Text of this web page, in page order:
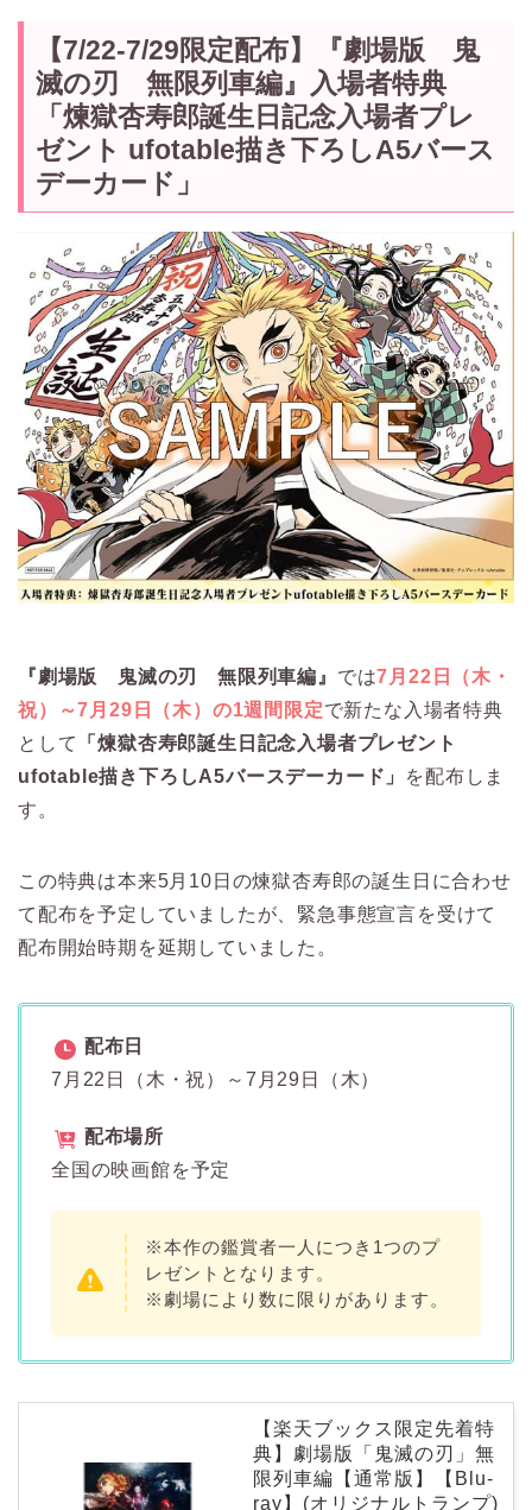
【7/22-7/29限定配布】『劇場版 鬼
滅の刃 無限列車編』入場者特典
「煉獄杏寿郎誕生日記念入場者プレ
ゼント ufotable描き下ろしA5バース
デーカード」
『劇場版 鬼滅の刃 無限列車編』 では7月22日（木・
祝）～7月29日（木）の1週間限定で新たな入場者特典
として
「煉獄杏寿郎誕生日記念入場者プレゼント
ufotable描き下ろしA5バースデーカード」
を配布しま
す。
この特典は本来5月10日の煉獄杏寿郎の誕生日に合わせ
て配布を予定していましたが、緊急事態宣言を受けて
配布開始時期を延期していました。
配布日
7月22日（木・祝）～7月29日（木）
配布場所
全国の映画館を予定
※本作の鑑賞者一人につき1つのプ
レゼントとなります。
※劇場により数に限りがあります。
【楽天ブックス限定先着特
典】劇場版「鬼滅の刃」無
限列車編【通常版】【Blu-
ray】(オリジナルトランプ)